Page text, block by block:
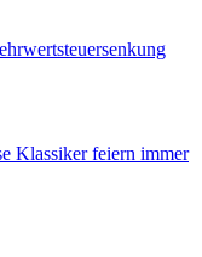
Klassiker feiern immer